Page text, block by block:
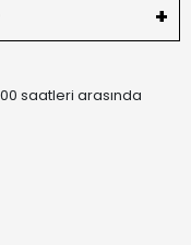
saatleri arasında